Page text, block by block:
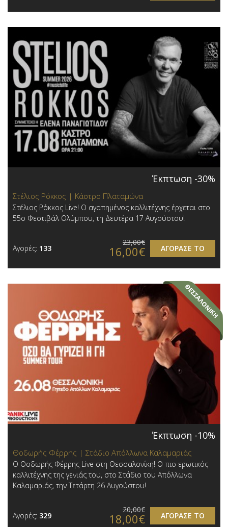
Έκπτωση -30%
Στέλιος Ρόκκος | Κάστρο Πλαταμώνα
Στέλιος Ρόκκος Live! Ο αγαπημένος καλλιτέχνης έρχεται στο
55ο Φεστιβάλ Ολύμπου, τη Δευτέρα 17 Αυγούστου!
Αγορές: 133 ΑΓΟΡΑΣΕ ΤΟ
23,00€
16,00€
Έκπτωση -10%
Θοδωρής Φέρρης | Στάδιο Απόλλωνα Καλαμαριάς
Ο Θοδωρής Φέρρης Live στη Θεσσαλονίκη! Ο πιο ερωτικός
καλλιτέχνης της γενιάς του, στο Στάδιο του Απόλλωνα
Καλαμαριάς, την Τετάρτη 26 Αυγούστου!
Αγορές: 329 ΑΓΟΡΑΣΕ ΤΟ
20,00€
18,00€